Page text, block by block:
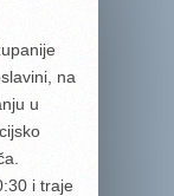
na
u
i traje